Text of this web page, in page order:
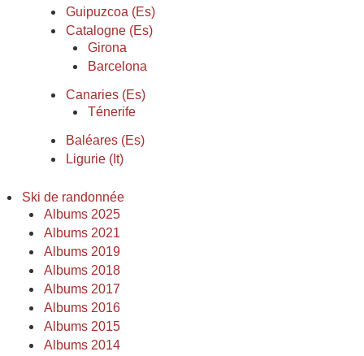
Guipuzcoa (Es)
Catalogne (Es)
Girona
Barcelona
Canaries (Es)
Ténerife
Baléares (Es)
Ligurie (It)
Ski de randonnée
Albums 2025
Albums 2021
Albums 2019
Albums 2018
Albums 2017
Albums 2016
Albums 2015
Albums 2014